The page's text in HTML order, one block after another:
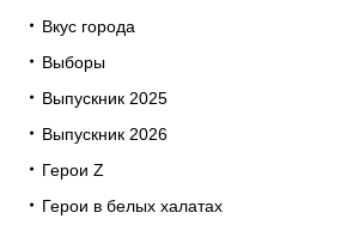
Вкус города
Выборы
Выпускник 2025
Выпускник 2026
Герои Z
Герои в белых халатах